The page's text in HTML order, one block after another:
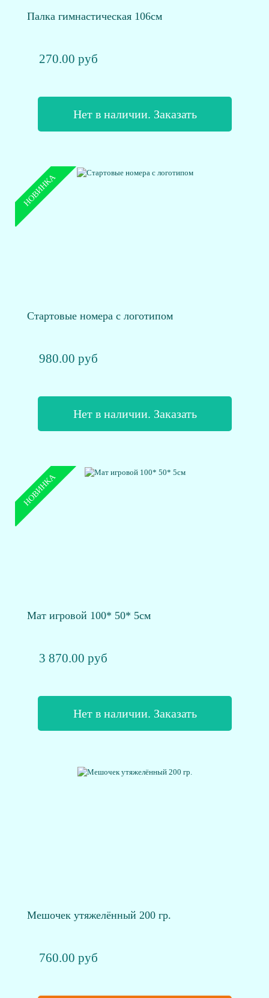
Палка гимнастическая 106см
270.00 руб
Нет в наличии. Заказать
НОВИНКА
Стартовые номера с логотипом
980.00 руб
Нет в наличии. Заказать
НОВИНКА
Мат игровой 100* 50* 5см
3 870.00 руб
Нет в наличии. Заказать
Мешочек утяжелённый 200 гр.
760.00 руб